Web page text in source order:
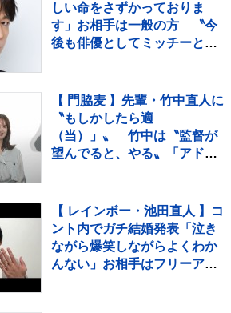
しい命をさずかっておりま
す」お相手は一般の方 〝今
後も俳優としてミッチーとし
【 門脇麦 】先輩・竹中直人に
〝もしかしたら適
（当）」〟 竹中は〝監督が
望んでると、やる〟「アドリ
【 レインボー・池田直人 】コ
ント内でガチ結婚発表「泣き
ながら爆笑しながらよくわか
んない」お相手はフリーアナ